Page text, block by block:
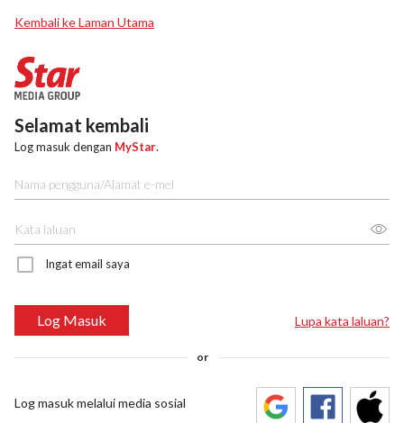
Kembali ke Laman Utama
Selamat kembali
Log masuk dengan MyStar.
Ingat email saya
Log Masuk Lupa kata laluan?
or
Log masuk melalui media sosial